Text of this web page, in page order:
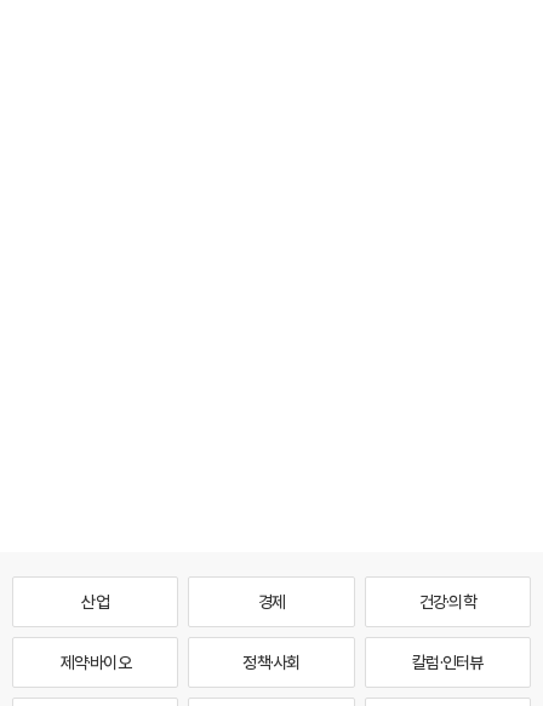
산업 경제 건강·의학
제약·바이오 정책·사회 칼럼·인터뷰